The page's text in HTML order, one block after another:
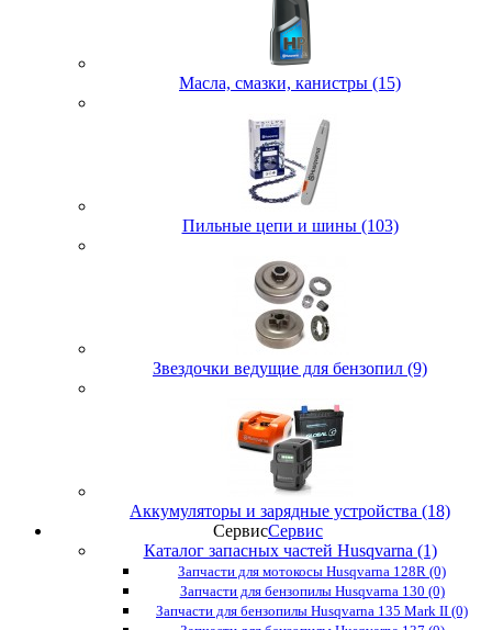
Масла, смазки, канистры (15)
Пильные цепи и шины (103)
Звездочки ведущие для бензопил (9)
Аккумуляторы и зарядные устройства (18)
СервисСервис
Каталог запасных частей Husqvarna (1)
Запчасти для мотокосы Husqvarna 128R (0)
Запчасти для бензопилы Husqvarna 130 (0)
Запчасти для бензопилы Husqvarna 135 Mark II (0)